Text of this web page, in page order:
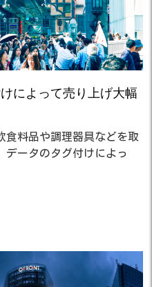
によって売り上げ大幅
食料品や調理器具などを取
データのタグ付けによっ